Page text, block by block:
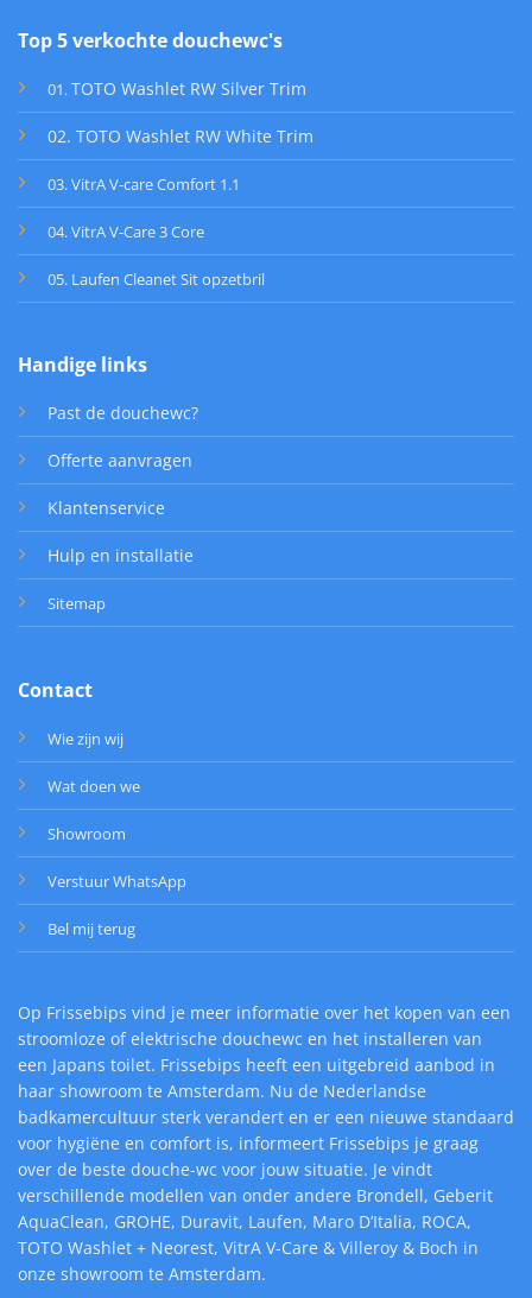
Top 5 verkochte douchewc's
01 . TOTO Washlet RW Silver Trim
02. TOTO Washlet RW White Trim
03. VitrA V-care Comfort 1.1
04. VitrA V-Care 3 Core
05. Laufen Cleanet Sit opzetbril
Handige links
Past de douchewc?
Offerte aanvragen
Klantenservice
Hulp en installatie
Sitemap
Contact
Wie zijn wij
Wat doen we
Showroom
Verstuur WhatsApp
Bel mij terug
Op Frissebips vind je meer informatie over het kopen van een
stroomloze of elektrische douchewc en het installeren van
een Japans toilet. Frissebips heeft een uitgebreid aanbod in
haar showroom te Amsterdam. Nu de Nederlandse
badkamercultuur sterk verandert en er een nieuwe standaard
voor hygiëne en comfort is, informeert Frissebips je graag
over de beste douche-wc voor jouw situatie. Je vindt
verschillende modellen van onder andere Brondell, Geberit
AquaClean, GROHE, Duravit, Laufen, Maro D’Italia, ROCA,
TOTO Washlet + Neorest, VitrA V-Care & Villeroy & Boch in
onze showroom te Amsterdam.